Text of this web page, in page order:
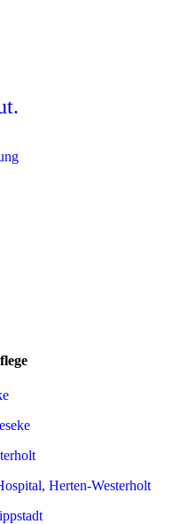
Herten-Westerholt